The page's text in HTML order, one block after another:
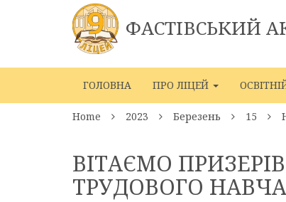
ФАСТІВСЬКИЙ
ГОЛОВНА ПРО ЛІЦЕЙ
Home 2023 Березень 15
ВІТАЄМО
ТРУДОВОГО